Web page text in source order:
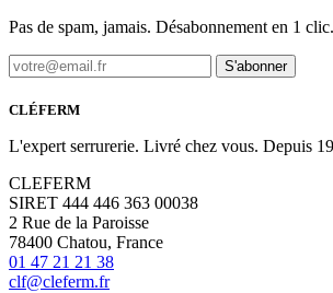
Pas de spam, jamais. Désabonnement en 1 clic.
S'abonner
CLÉFERM
L'expert serrurerie. Livré chez vous. Depuis
CLEFERM
SIRET 444 446 363 00038
2 Rue de la Paroisse
78400 Chatou, France
01 47 21 21 38
clf@cleferm.fr